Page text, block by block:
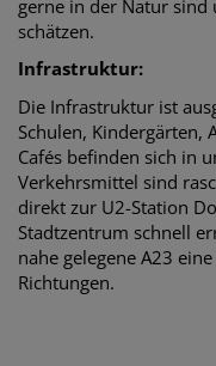
gerne in der Natur sind
schätzen.
Infrastruktur:
Die Infrastruktur ist
Schulen, Kindergärten,
Cafés befinden sich in
Verkehrsmittel sind
direkt zur U2-Station
Stadtzentrum schnell
nahe gelegene A23
Richtungen.